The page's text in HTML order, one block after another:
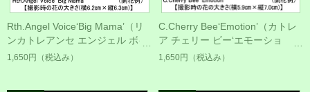
Rth.Angel Voice‘Big Mama’（リ
ンカトレアンセ エンジェル ボイ
ス‘ビッグ ママ’）
1,650円 （税込み）
C.Cherry Bee‘Emotion’（カトレ
ア チェリー ビー‘エモーショ
ン’）
1,650円 （税込み）